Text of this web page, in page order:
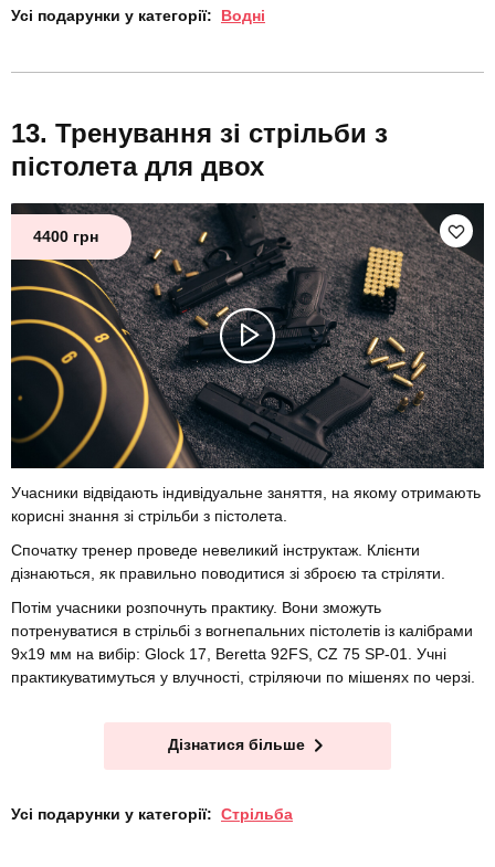
Усі подарунки у категорії: Водні
Тренування зі стрільби з
пістолета для двох
4400 грн
Учасники відвідають індивідуальне заняття, на якому отримають
корисні знання зі стрільби з пістолета.
Спочатку тренер проведе невеликий інструктаж. Клієнти
дізнаються, як правильно поводитися зі зброєю та стріляти.
Потім учасники розпочнуть практику. Вони зможуть
потренуватися в стрільбі з вогнепальних пістолетів із калібрами
9х19 мм на вибір: Glock 17, Beretta 92FS, CZ 75 SP-01. Учні
практикуватимуться у влучності, стріляючи по мішенях по черзі.
Дізнатися більше
Усі подарунки у категорії: Стрільба